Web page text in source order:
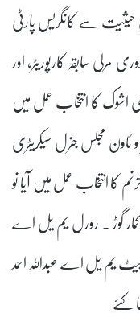
ممبران کی حیثیت سے کانگریس پارٹی
مرلی سابقہ کارپوریٹر، اور
کا انتخاب عمل میں
ٹاون مجلس جنرل سیکریٹری
کا انتخاب عمل میں آیا نو
کمار گوڑ . رورل یم یل اے
یم یل اے عبداللہ احمد
کئے